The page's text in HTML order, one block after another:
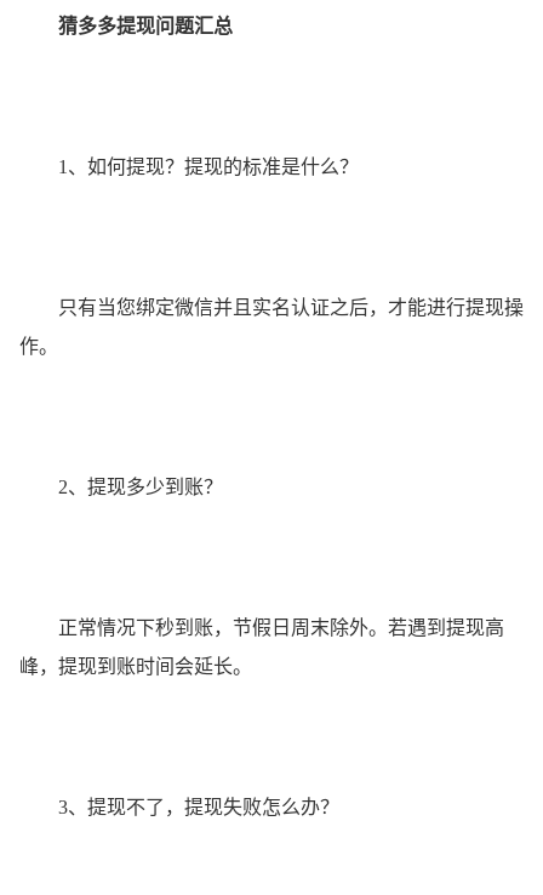
猜多多提现问题汇总
1、如何提现？提现的标准是什么？
只有当您绑定微信并且实名认证之后，才能进行提现操
作。
2、提现多少到账？
正常情况下秒到账，节假日周末除外。若遇到提现高
峰，提现到账时间会延长。
3、提现不了，提现失败怎么办？